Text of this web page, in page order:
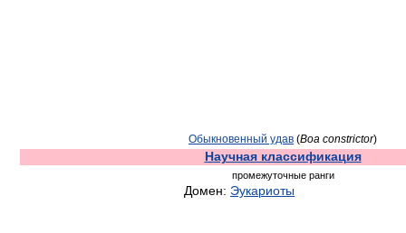
Обыкновенный удав (Boa constrictor)
Научная классификация
промежуточные ранги
Домен: Эукариоты